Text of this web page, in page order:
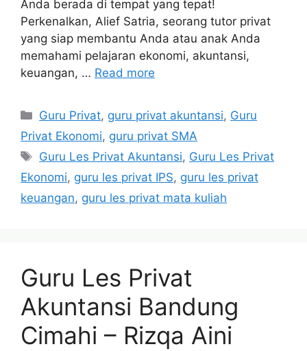
Anda berada di tempat yang tepat!
Perkenalkan, Alief Satria, seorang tutor privat
yang siap membantu Anda atau anak Anda
memahami pelajaran ekonomi, akuntansi,
keuangan, … Read more
Categories
Guru Privat, guru privat akuntansi, Guru
Privat Ekonomi, guru privat SMA
Tags
Guru Les Privat Akuntansi, Guru Les Privat
Ekonomi, guru les privat IPS, guru les privat
keuangan, guru les privat mata kuliah
Guru Les Privat
Akuntansi Bandung
Cimahi – Rizqa Aini